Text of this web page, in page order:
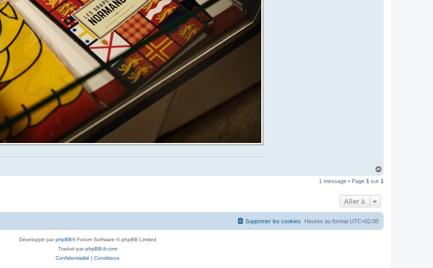
u
1 message • Page 1 sur 1
Aller à
Heures au format UTC+02:00
Supprimer les cookies
Développé parphpBB® Forum Software © phpBB Limited
Traduit parphpBB-fr.com
Confidentialité | Conditions